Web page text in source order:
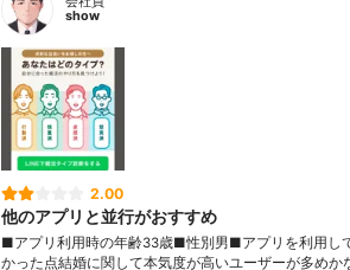
show
2.00
他のアプリと並行がおすすめ
■アプリ利用時の年齢33歳■性別男■アプリを利用し
かった点結婚に関して本気度が高いユーザーが多めか